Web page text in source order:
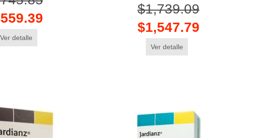
Ver detalle
$1,739.09
$1,547.79
Ver detalle